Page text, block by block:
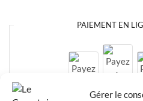
Gérer le
PAIEMENT EN